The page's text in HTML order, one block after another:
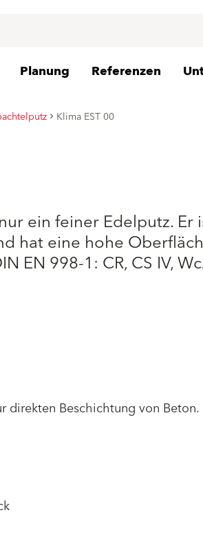
Planung Referenzen
Klima EST 00
ein feiner Edelputz. Er
hat eine hohe
EN 998-1: CR, CS IV,
direkten Beschichtung von